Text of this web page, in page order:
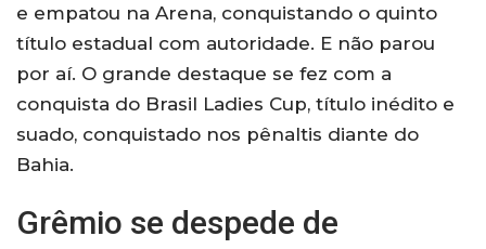
e empatou na Arena, conquistando o quinto
título estadual com autoridade. E não parou
por aí. O grande destaque se fez com a
conquista do Brasil Ladies Cup, título inédito e
suado, conquistado nos pênaltis diante do
Bahia.
Grêmio se despede de